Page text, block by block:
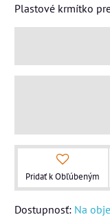
Plastové krmítko
Pridať k Obľúbeným
Dostupnosť: Na